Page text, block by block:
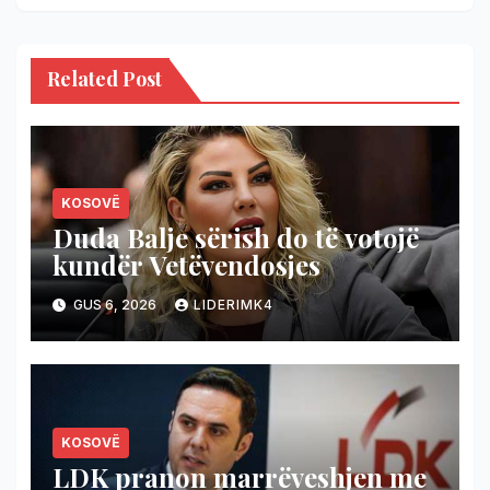
Related Post
KOSOVË
Duda Balje sërish do të votojë
kundër Vetëvendosjes
GUS 6, 2026 LIDERIMK4
KOSOVË
LDK pranon marrëveshjen me